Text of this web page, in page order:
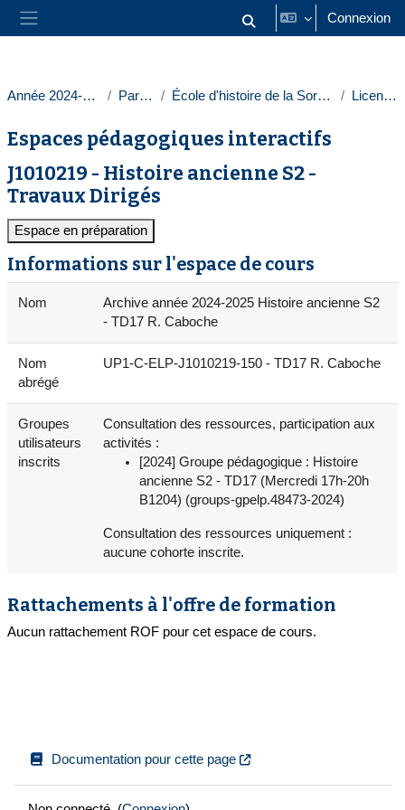
Passer au contenu principal
Panneau latéral Activer/désactiver la saisie
Connexion
Année 2024-2025 Paris 1 École d'histoire de la Sorbonne Licences
Espaces pédagogiques interactifs
J1010219 - Histoire ancienne S2 -
Travaux Dirigés
Espace en préparation
Informations sur l'espace de cours
Nom
Archive année 2024-2025 Histoire ancienne S2
- TD17 R. Caboche
Nom
abrégé
UP1-C-ELP-J1010219-150 - TD17 R. Caboche
Groupes
utilisateurs
inscrits
Consultation des ressources, participation aux
activités :
[2024] Groupe pédagogique : Histoire
ancienne S2 - TD17 (Mercredi 17h-20h
B1204) (groups-gpelp.48473-2024)
Consultation des ressources uniquement :
aucune cohorte inscrite.
Rattachements à l'offre de formation
Aucun rattachement ROF pour cet espace de cours.
Documentation pour cette page